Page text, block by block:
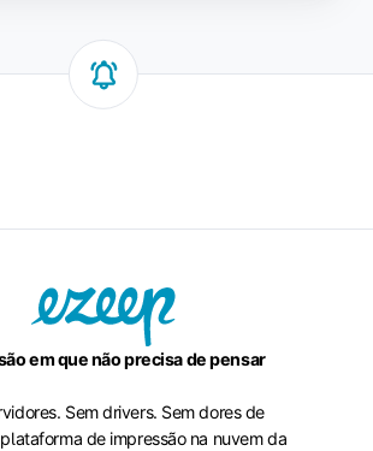
em que não precisa de pensar
Sem drivers. Sem dores de
de impressão na nuvem da